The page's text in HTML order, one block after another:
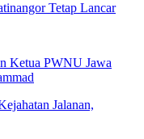
Tetap Lancar
Ketua PWNU Jawa